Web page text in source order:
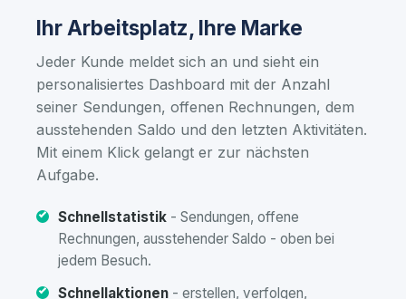
Ihr Arbeitsplatz, Ihre Marke
Jeder Kunde meldet sich an und sieht ein
personalisiertes Dashboard mit der Anzahl
seiner Sendungen, offenen Rechnungen, dem
ausstehenden Saldo und den letzten Aktivitäten.
Mit einem Klick gelangt er zur nächsten
Aufgabe.
Schnellstatistik - Sendungen, offene
Rechnungen, ausstehender Saldo - oben bei
jedem Besuch.
Schnellaktionen - erstellen, verfolgen,